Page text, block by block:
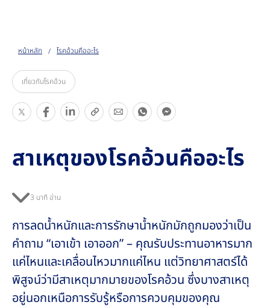
หน้าหลัก โรคอ้วนคืออะไร
เกี่ยวกับโรคอ้วน
แ
ปั
สิ่
ง
นี้
แ
ปั
สิ่
นี้
S
r
i
s
S
r
s
แ
ปั
นี้
S
a
r
i
s
S
r
i
s
สาเหตุของโรคอ้วนคืออะไร
การลดน้ำหนักและการรักษาน้ำหนักมักถูกมองว่าเป็น
คําถาม “เอาเข้า เอาออก” – คุณรับประทานอาหารมาก
แค่ไหนและเคลื่อนไหวมากแค่ไหน แต่วิทยาศาสตร์ได้
พิสูจน์ว่ามีสาเหตุมากมายของโรคอ้วน ซึ่งบางสาเหตุ
อยู่นอกเหนือการรับรู้หรือการควบคุมของคุณ
3 นาที อ่าน